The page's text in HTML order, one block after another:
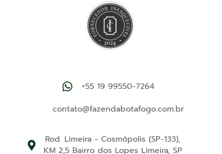
+55 19 99550-7264‬
contato@fazendabotafogo.com.br
Rod. Limeira - Cosmópolis (SP-133),
KM 2,5 Bairro dos Lopes Limeira, SP